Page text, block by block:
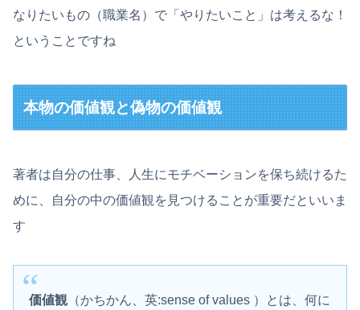
なりたいもの（職業名）で「やりたいこと」は考えるな！
ということですね
本物の価値観と偽物の価値観
著者は自分の仕事、人生にモチベーションを保ち続けるた
めに、自分の中の価値観を見つけることが重要だといいま
す
価値観（かちかん、英:sense of values ）とは、何に